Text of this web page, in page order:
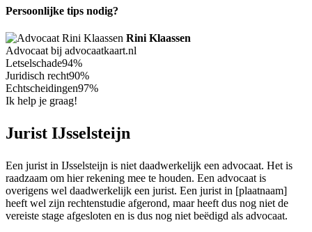
Persoonlijke tips nodig?
Rini Klaassen
Advocaat bij advocaatkaart.nl
Letselschade94%
Juridisch recht90%
Echtscheidingen97%
Ik help je graag!
Jurist IJsselsteijn
Een jurist in IJsselsteijn is niet daadwerkelijk een advocaat. Het is
raadzaam om hier rekening mee te houden. Een advocaat is
overigens wel daadwerkelijk een jurist. Een jurist in [plaatnaam]
heeft wel zijn rechtenstudie afgerond, maar heeft dus nog niet de
vereiste stage afgesloten en is dus nog niet beëdigd als advocaat.